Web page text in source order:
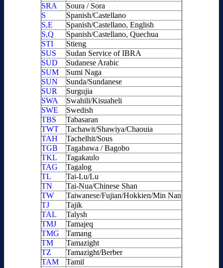
SRA
Soura / Sora
S
Spanish/Castellano
S,E
Spanish/Castellano, English
S,Q
Spanish/Castellano, Quechua
STI
Stieng
SUS
Sudan Service of IBRA
SUD
Sudanese Arabic
SUM
Sumi Naga
SUN
Sunda/Sundanese
SUR
Surgujia
SWA
Swahili/Kisuaheli
SWE
Swedish
TBS
Tabasaran
TWT
Tachawit/Shawiya/Chaouia
TAH
Tachelhit/Sous
TGB
Tagabawa / Bagobo
TKL
Tagakaulo
TAG
Tagalog
TL
Tai-Lu/Lu
TN
Tai-Nua/Chinese Shan
TW
Taiwanese/Fujian/Hokkien/Min Nan
TJ
Tajik
TAL
Talysh
TMJ
Tamajeq
TMG
Tamang
TM
Tamazight
TZ
Tamazight/Berber
TAM
Tamil